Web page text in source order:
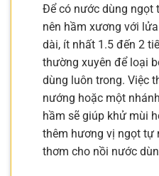
Để có nước dùng ngọt
nên hầm xương với
dài, ít nhất 1.5 đến 2
thường xuyên để loại
dùng luôn trong. Việc
nướng hoặc một
hầm sẽ giúp khử mùi
thêm hương vị ngọt tự
thơm cho nồi nước